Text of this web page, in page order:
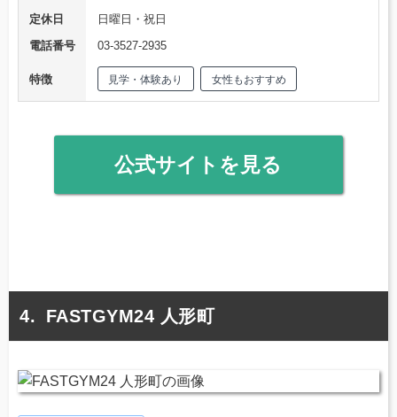
定休日
日曜日・祝日
電話番号
03-3527-2935
特徴 見学・体験あり 女性もおすすめ
公式サイトを見る
FASTGYM24 人形町